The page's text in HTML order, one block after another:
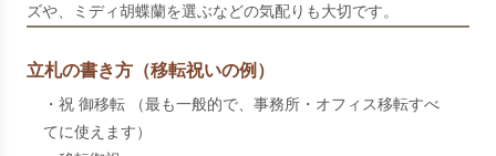
ズや、ミディ胡蝶蘭を選ぶなどの気配りも大切です。
立札の書き方（移転祝いの例）
・祝 御移転 （最も一般的で、事務所・オフィス移転すべ
てに使えます）